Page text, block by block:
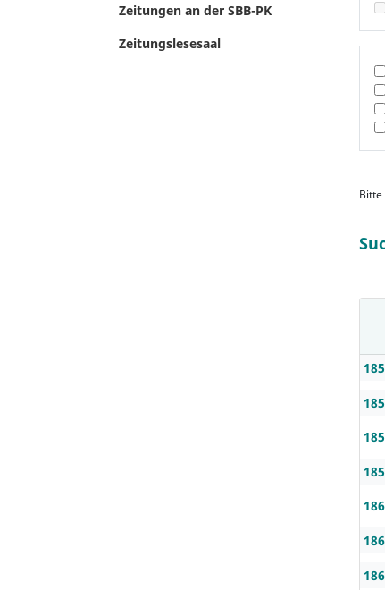
Zeitungen an der SBB-PK
Zeitungslesesaal
Bitte